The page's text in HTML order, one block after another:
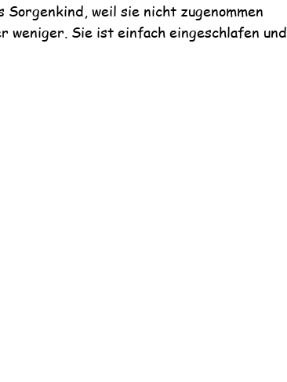
weil sie nicht zugenommen
weniger. Sie ist einfach eingeschlafen und